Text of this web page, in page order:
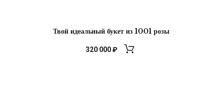
Твой идеальный букет из 1001 розы
320 000₽